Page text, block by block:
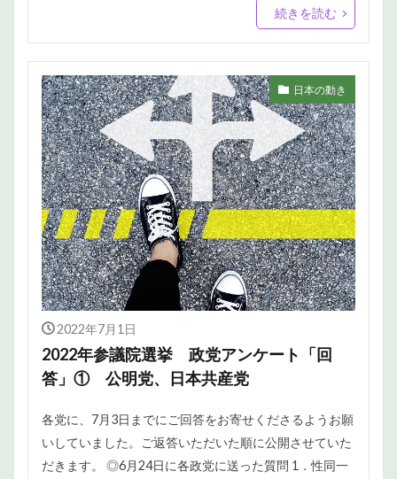
続きを読む
日本の動き
2022年7月1日
2022年参議院選挙 政党アンケート「回
答」① 公明党、日本共産党
各党に、7月3日までにご回答をお寄せくださるようお願
いしていました。ご返答いただいた順に公開させていた
だきます。 ◎6月24日に各政党に送った質問 1．性同一